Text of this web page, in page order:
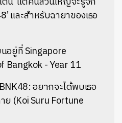
และสำหรับฉายาของเธอ
อยู่ที่ Singapore
Bangkok - Year 11
อยากจะได้พบเธอ
(Koi Suru Fortune